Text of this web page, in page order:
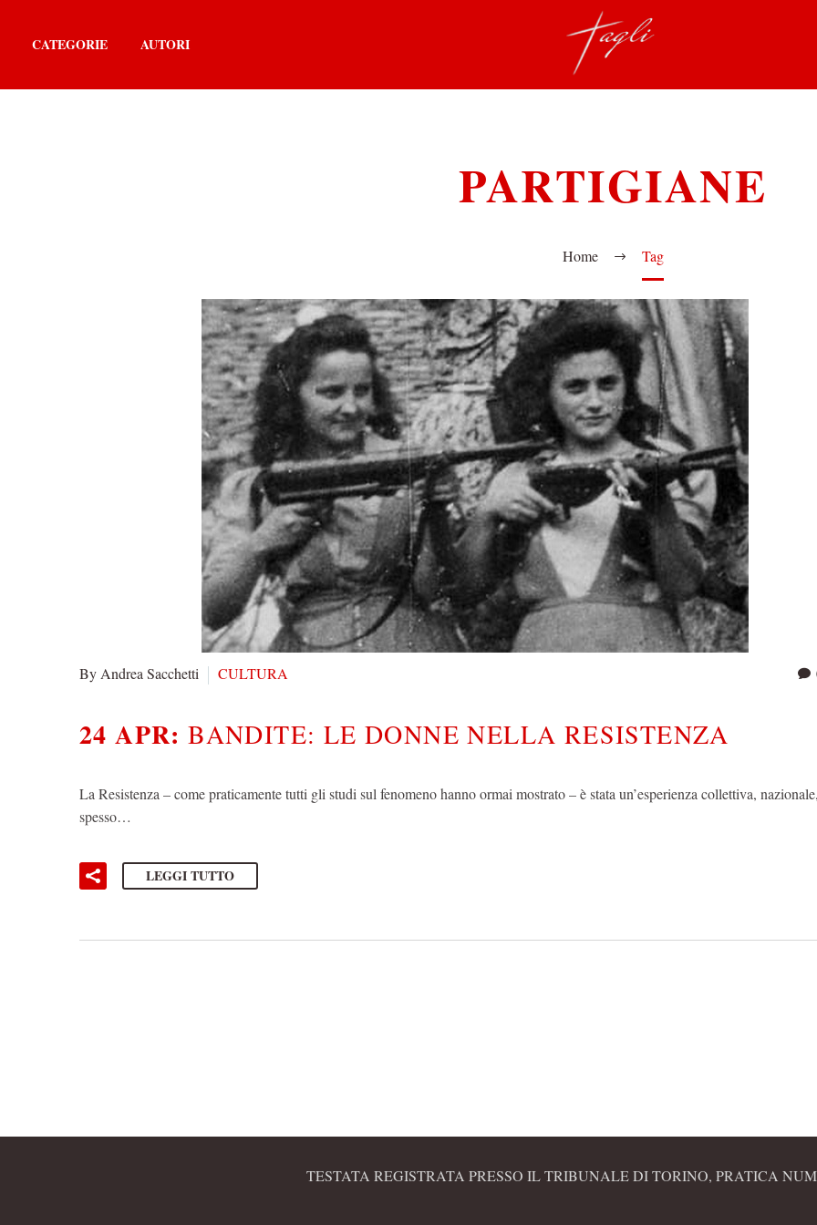
CATEGORIE AUTORI
PARTIGIANE
Home Tag
By Andrea Sacchetti CULTURA
24 APR:BANDITE: LE DONNE NELLA RESISTENZA
La Resistenza – come praticamente tutti gli studi sul fenomeno hanno ormai mostrato – è stata un’esperienza collettiva, nazionale,
spesso…
LEGGI TUTTO
TESTATA REGISTRATA PRESSO IL TRIBUNALE DI TORINO, PRATICA